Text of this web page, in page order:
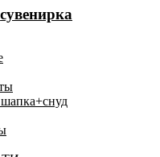
сувенирка